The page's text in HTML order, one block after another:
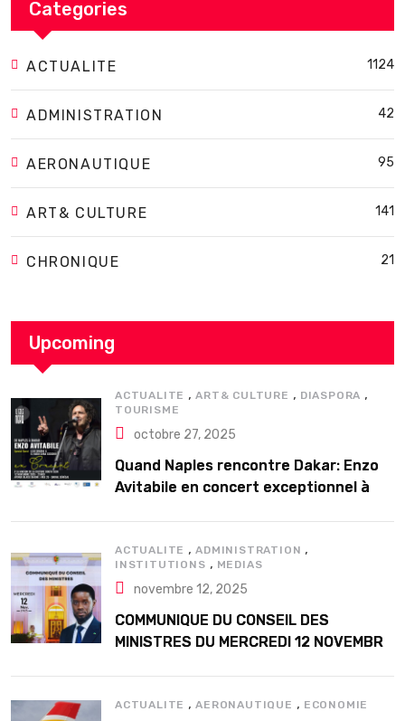
Categories
ACTUALITE 1124
ADMINISTRATION 42
AERONAUTIQUE 95
ART& CULTURE 141
CHRONIQUE 21
Upcoming
ACTUALITE ,ART& CULTURE , DIASPORA ,
TOURISME
octobre 27, 2025
Quand Naples rencontre Dakar: Enzo
Avitabile en concert exceptionnel à
ACTUALITE ,ADMINISTRATION ,
INSTITUTIONS , MEDIAS
novembre 12, 2025
COMMUNIQUE DU CONSEIL DES
MINISTRES DU MERCREDI 12 NOVEMBRE
ACTUALITE ,AERONAUTIQUE , ECONOMIE